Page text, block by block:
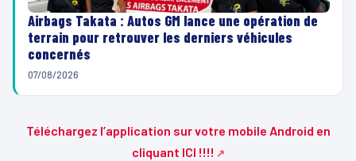
Airbags Takata : Autos GM lance une opération de
terrain pour retrouver les derniers véhicules
concernés
07/08/2026
Téléchargez l’application sur votre mobile Android en
cliquant ICI !!!!